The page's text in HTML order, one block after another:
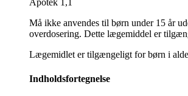
Apotek 1,1
Må ikke anvendes til børn under 15 år
overdosering. Dette lægemiddel er
Lægemidlet er tilgængeligt for børn i
Indholdsfortegnelse